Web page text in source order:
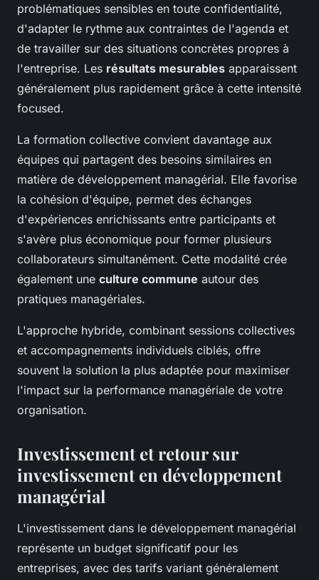
problématiques sensibles en toute confidentialité,
d'adapter le rythme aux contraintes de l'agenda et
de travailler sur des situations concrètes propres à
l'entreprise. Les résultats mesurables apparaissent
généralement plus rapidement grâce à cette intensité
focused.
La formation collective convient davantage aux
équipes qui partagent des besoins similaires en
matière de développement managérial. Elle favorise
la cohésion d'équipe, permet des échanges
d'expériences enrichissants entre participants et
s'avère plus économique pour former plusieurs
collaborateurs simultanément. Cette modalité crée
également une culture commune autour des
pratiques managériales.
L'approche hybride, combinant sessions collectives
et accompagnements individuels ciblés, offre
souvent la solution la plus adaptée pour maximiser
l'impact sur la performance managériale de votre
organisation.
Investissement et retour sur
investissement en développement
managérial
L'investissement dans le développement managérial
représente un budget significatif pour les
entreprises, avec des tarifs variant généralement